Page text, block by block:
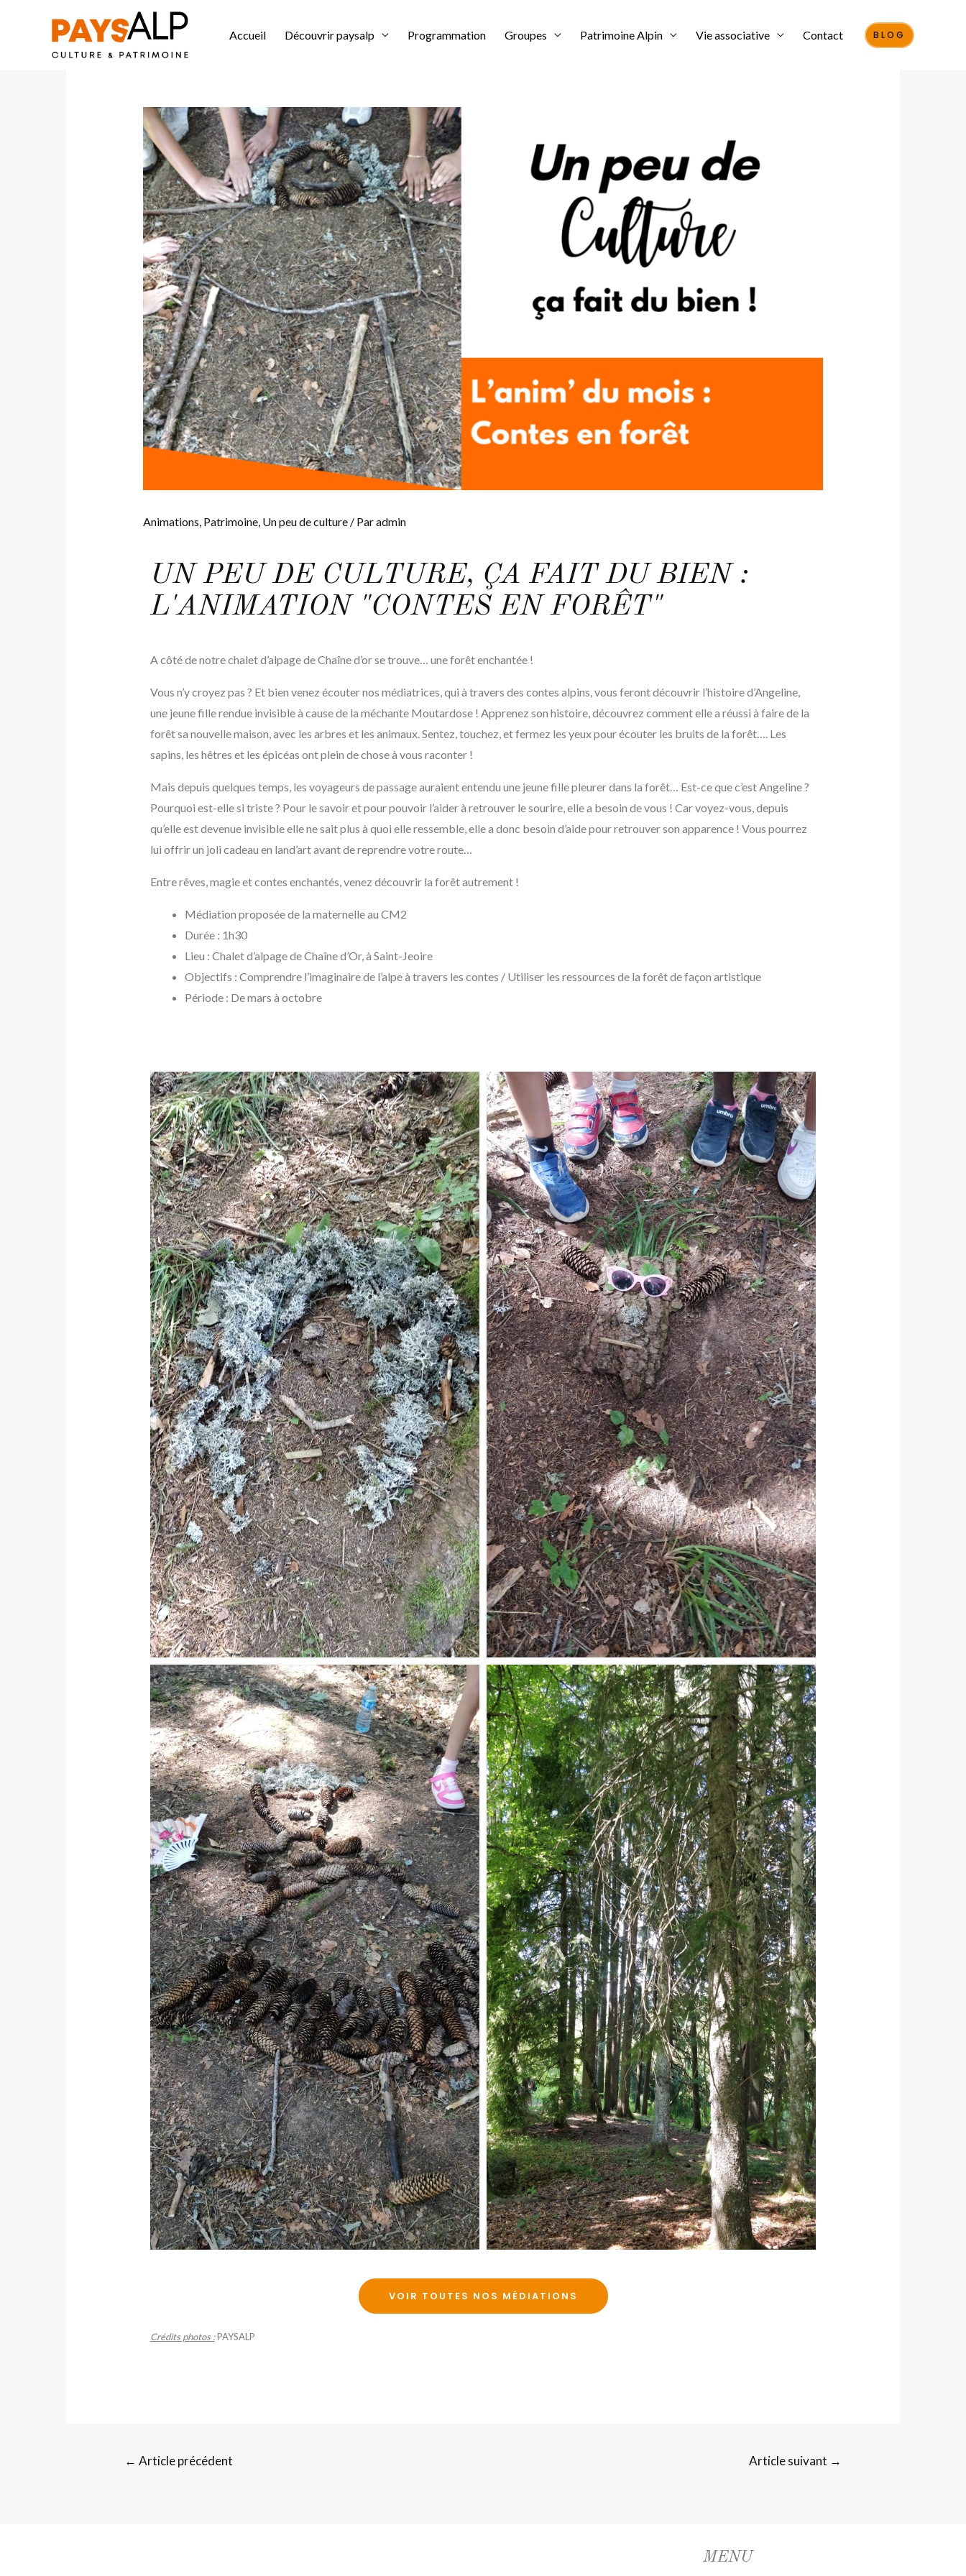
Accueil Découvrir paysalp Programmation Groupes Patrimoine Alpin Vie associative Contact BLOG
Animations, Patrimoine, Un peu de culture/ Paradmin
UN PEU DE CULTURE, ÇA FAIT DU BIEN :
L'ANIMATION "CONTES EN FORÊT"
A côté de notre chalet d’alpage de Chaîne d’or se trouve… une forêt enchantée !
Vous n’y croyez pas ? Et bien venez écouter nos médiatrices, qui à travers des contes alpins, vous feront découvrir l’histoire d’Angeline,
une jeune fille rendue invisible à cause de la méchante Moutardose ! Apprenez son histoire, découvrez comment elle a réussi à faire de la
forêt sa nouvelle maison, avec les arbres et les animaux. Sentez, touchez, et fermez les yeux pour écouter les bruits de la forêt…. Les
sapins, les hêtres et les épicéas ont plein de chose à vous raconter !
Mais depuis quelques temps, les voyageurs de passage auraient entendu une jeune fille pleurer dans la forêt… Est-ce que c’est Angeline ?
Pourquoi est-elle si triste ? Pour le savoir et pour pouvoir l’aider à retrouver le sourire, elle a besoin de vous ! Car voyez-vous, depuis
qu’elle est devenue invisible elle ne sait plus à quoi elle ressemble, elle a donc besoin d’aide pour retrouver son apparence ! Vous pourrez
lui offrir un joli cadeau en land’art avant de reprendre votre route…
Entre rêves, magie et contes enchantés, venez découvrir la forêt autrement !
Médiation proposée de la maternelle au CM2
Durée : 1h30
Lieu : Chalet d’alpage de Chaîne d’Or, à Saint-Jeoire
Objectifs : Comprendre l’imaginaire de l’alpe à travers les contes / Utiliser les ressources de la forêt de façon artistique
Période : De mars à octobre
VOIR TOUTES NOS MÉDIATIONS
Crédits photos :PAYSALP
← Article précédent Article suivant →
MENU